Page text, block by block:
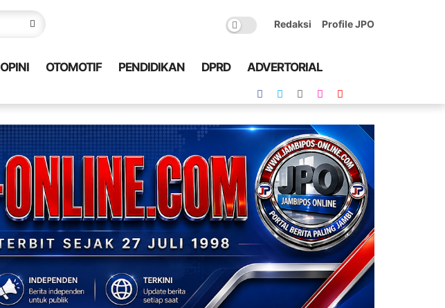
Redaksi Profile JPO
OPINI OTOMOTIF PENDIDIKAN DPRD ADVERTORIAL